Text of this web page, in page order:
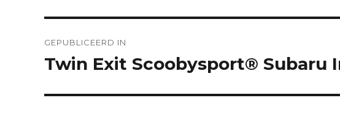
GEPUBLICEERD IN
Twin Exit Scoobysport® Subaru